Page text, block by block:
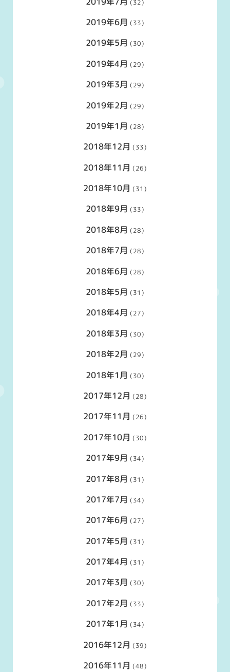
(32)
2019年6月 (33)
2019年5月 (30)
2019年4月 (29)
2019年3月 (29)
2019年2月 (29)
2019年1月 (28)
2018年12月 (33)
2018年11月 (26)
2018年10月 (31)
2018年9月 (33)
2018年8月 (28)
2018年7月 (28)
2018年6月 (28)
2018年5月 (31)
2018年4月 (27)
2018年3月 (30)
2018年2月 (29)
2018年1月 (30)
2017年12月 (28)
2017年11月 (26)
2017年10月 (30)
2017年9月 (34)
2017年8月 (31)
2017年7月 (34)
2017年6月 (27)
2017年5月 (31)
2017年4月 (31)
2017年3月 (30)
2017年2月 (33)
2017年1月 (34)
2016年12月 (39)
2016年11月 (48)